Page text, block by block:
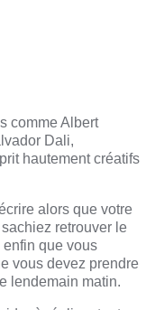
comme Albert
Dali,
hautement créatifs
alors que votre
retrouver le
enfin que vous
vous devez prendre
lendemain matin.